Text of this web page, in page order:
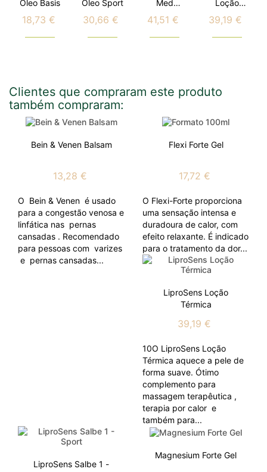
Óleo Basis
Preço
18,73 €
Óleo Sport
Preço
30,66 €
Med
Balance
Sensitiv
Preço
41,51 €
Loção
Térmica
Preço
39,19 €
Clientes que compraram este produto
também compraram:
Bein & Venen Balsam
13,28 €
O Bein & Venen é usado
para a congestão venosa e
linfática nas pernas
cansadas . Recomendado
para pessoas com varizes
e pernas cansadas...
Flexi Forte Gel
17,72 €
O Flexi-Forte proporciona
uma sensação intensa e
duradoura de calor, com
efeito relaxante. É indicado
para o tratamento da dor...
LiproSens Loção
Térmica
39,19 €
10O LiproSens Loção
Térmica aquece a pele de
forma suave. Ótimo
complemento para
massagem terapêutica ,
terapia por calor e
também para...
LiproSens Salbe 1 -
Magnesium Forte Gel